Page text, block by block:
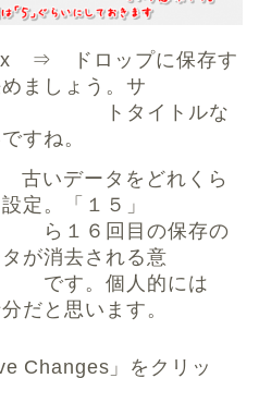
⇒ ドロップに保存す
ましょう。サ
イトルな
すね。
いデータをどれくら
定。「１５」
目の保存の
が消去される意
人的には
だと思います。
Changes」をクリッ